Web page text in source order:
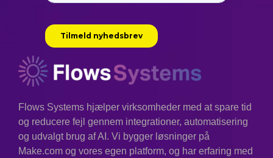
Flows Systems hjælper virksomheder med at spare tid
og reducere fejl gennem integrationer, automatisering
og udvalgt brug af AI. Vi bygger løsninger på
Make.com og vores egen platform, og har erfaring med